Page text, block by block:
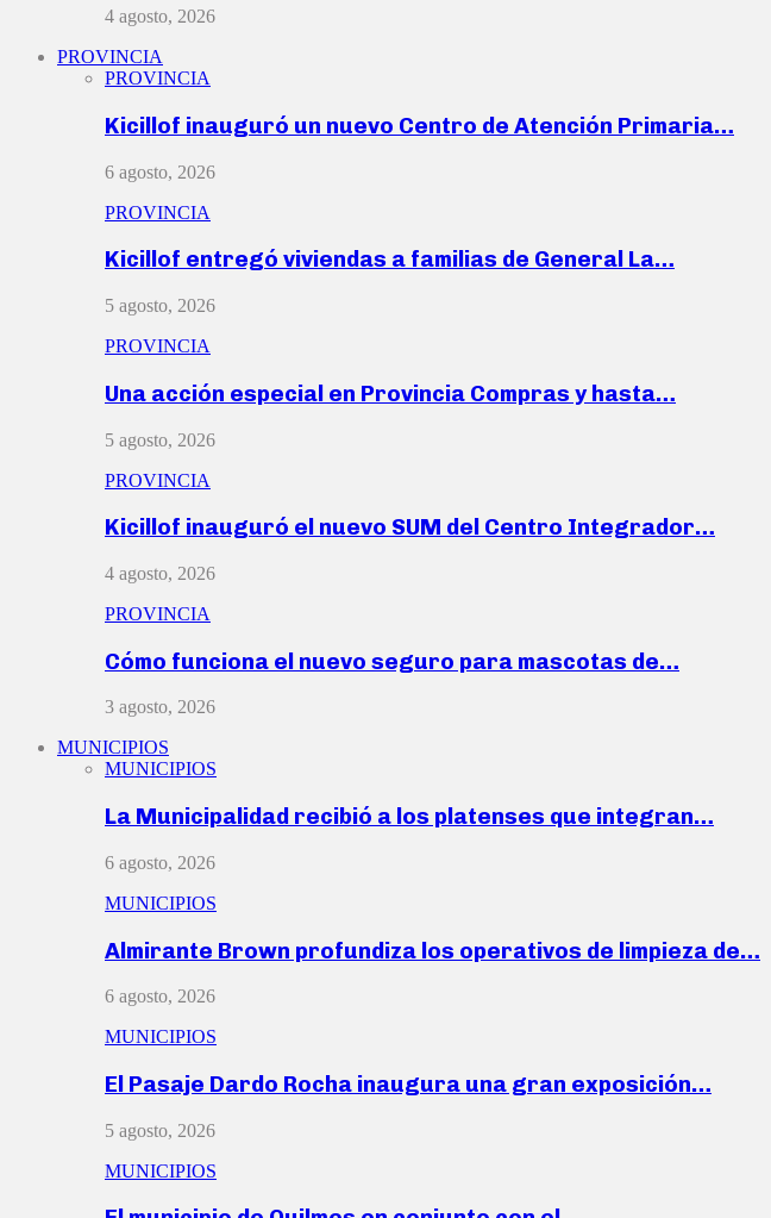
4 agosto, 2026
PROVINCIA
PROVINCIA
Kicillof inauguró un nuevo Centro de Atención Primaria…
6 agosto, 2026
PROVINCIA
Kicillof entregó viviendas a familias de General La…
5 agosto, 2026
PROVINCIA
Una acción especial en Provincia Compras y hasta…
5 agosto, 2026
PROVINCIA
Kicillof inauguró el nuevo SUM del Centro Integrador…
4 agosto, 2026
PROVINCIA
Cómo funciona el nuevo seguro para mascotas de…
3 agosto, 2026
MUNICIPIOS
MUNICIPIOS
La Municipalidad recibió a los platenses que integran…
6 agosto, 2026
MUNICIPIOS
Almirante Brown profundiza los operativos de limpieza de…
6 agosto, 2026
MUNICIPIOS
El Pasaje Dardo Rocha inaugura una gran exposición…
5 agosto, 2026
MUNICIPIOS